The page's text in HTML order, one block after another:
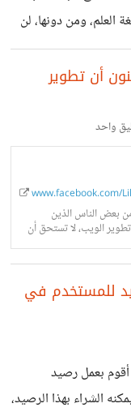
العلم، ومن دونها، لن
طبعاً - بدارسة
جيداً فيها -حسب ما
على (تدبير أموري)
وعند أول مقال
أن تطوير
واحد
بعض الناس الذين
الويب، لا تستحق أن
للمستخدم في
بعمل رصيد
الشراء بهذا الرصيد،